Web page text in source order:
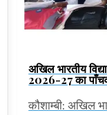
अखिल भारतीय
2026-27 का
कौशाम्बी: अखिल